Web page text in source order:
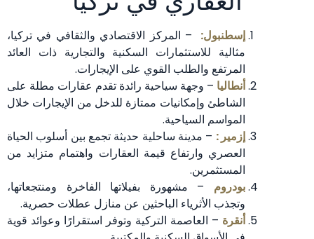
إسطنبول:
– المركز الاقتصادي والثقافي في تركيا،
مثالية للاستثمارات السكنية والتجارية ذات العائد
المرتفع والطلب القوي على الإيجارات.
أنطاليا – وجهة سياحية رائدة تقدم عقارات مطلة على
الشاطئ وإمكانيات ممتازة للدخل من الإيجارات خلال
المواسم السياحية.
إزمير : – مدينة ساحلية حديثة تجمع بين أسلوب الحياة
العصري وارتفاع قيمة العقارات واهتمام متزايد من
المستثمرين.
بودروم
– مشهورة بفيلاتها الفاخرة ومنتجعاتها،
وتجذب الأثرياء الباحثين عن منازل عطلات حصرية.
أنقرة – العاصمة التركية وتوفر استقرارًا وعوائد قوية